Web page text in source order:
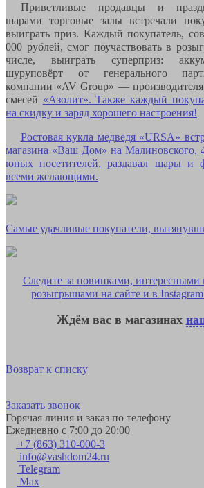
Приветливые продавцы и
шарами торговые залы встречали
выиграть приз. Каждый покупатель,
000 рублей, смог поучаствовать в
числе, выиграть суперприз:
шуруповёрт от генерального
компании «AV Group» — производителя
смесей «Азолит». Также каждый
на скидку и заряд хорошего настроения!
Ростовая кукла медведя «URSA»
магазина «Ваш Дом» на Малиновского,
юных посетителей, раздавал шары и
всеми желающими.
Самые удачливые покупатели,
Следите за новинками,
розыгрышами на сайте и в Instagram
Ждём вас в магазинах
Возврат к списку
Заказать звонок
Горячая линия и заказ по телефону
Ежедневно с 7:00 до 20:00
+7 (863) 310-000-3
info@vashdom24.ru
Telegram
Max